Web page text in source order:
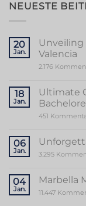
NEUESTE
20
Jan.
Unveiling
Valencia
2.176
18
Jan.
Ultimate
451
06
Jan. 3.295
04
Jan.
Marbella
11.447